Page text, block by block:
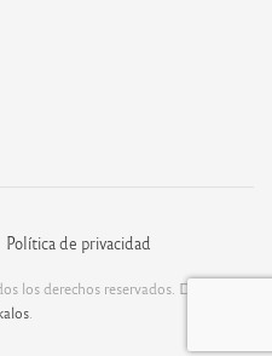
Política de privacidad
los derechos reservados. Desarrolla:
.